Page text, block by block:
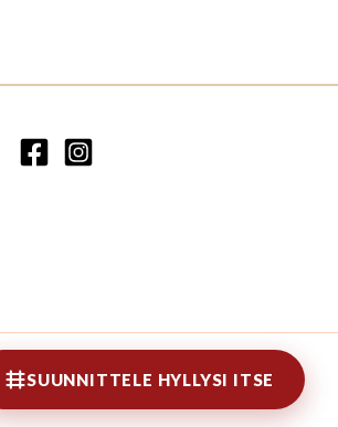
SUUNNITTELE HYLLYSI ITSE